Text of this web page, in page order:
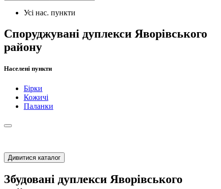
Усі нас. пункти
Споруджувані дуплекси Яворівського
району
Населені пункти
Бірки
Кожичі
Паланки
Дивитися каталог
Збудовані дуплекси Яворівського